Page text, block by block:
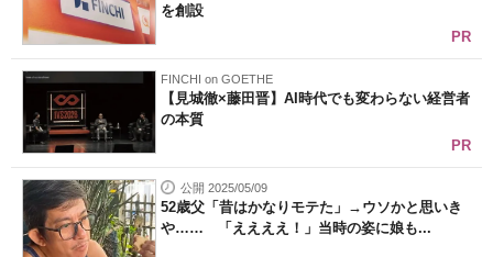
を創設
PR
FINCHI on GOETHE
【見城徹×藤田晋】AI時代でも変わらない経営者
の本質
PR
公開 2025/05/09
52歳父「昔はかなりモテた」→ウソかと思いき
や…… 「ええええ！」当時の姿に娘も...